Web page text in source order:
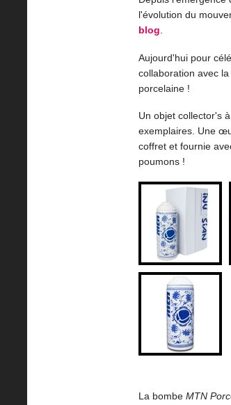
l'évolution du
blog.
Aujourd'hui pour
collaboration avec
porcelaine !
Un objet collector's
exemplaires. Une
coffret et fournie
poumons !
La bombe MTN